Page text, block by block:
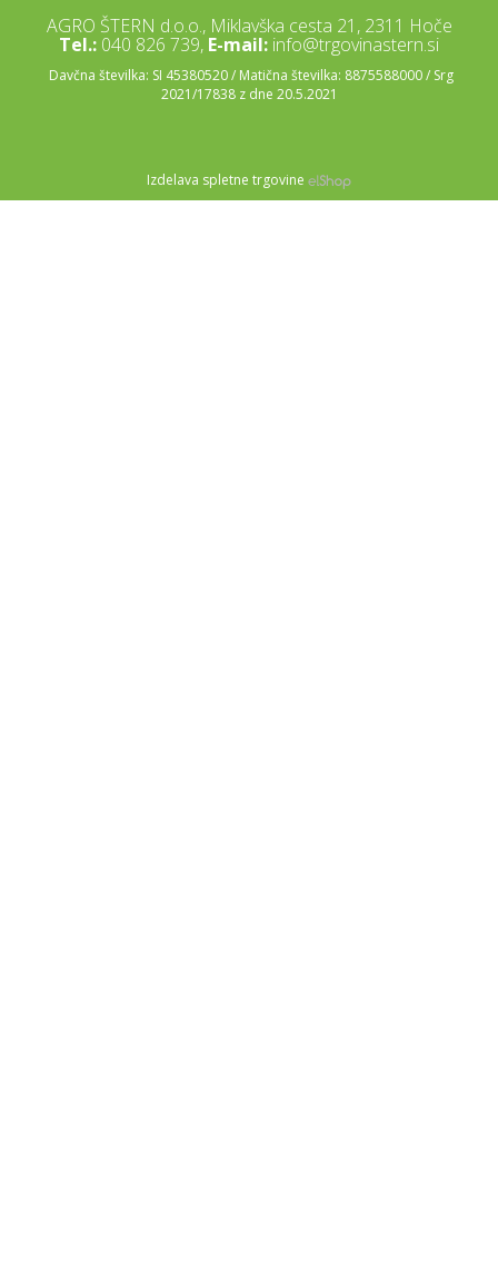
AGRO ŠTERN d.o.o., Miklavška cesta 21, 2311 Hoče
Tel.: 040 826 739, E-mail: info@trgovinastern.si
Davčna številka: SI 45380520 / Matična številka: 8875588000 / Srg
2021/17838 z dne 20.5.2021
Izdelava spletne trgovine